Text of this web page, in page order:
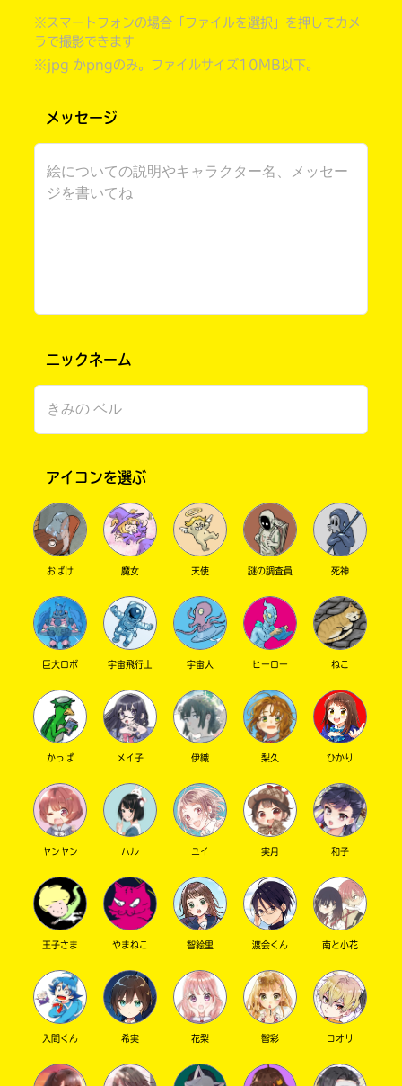
書店に届いた
みんなからのお手紙が
読める
このマチのことを
もっと知りたい
キミに
※スマートフォンの場合「ファイルを選択」を押してカメ
ラで撮影できます
※jpg かpngのみ。ファイルサイズ10MB以下。
メッセージ
ニックネーム
アイコンを選ぶ
おばけ 魔女 天使 謎の調査員 死神
巨大ロボ 宇宙飛行士 宇宙人 ヒーロー ねこ
かっぱ メイ子 伊織 梨久 ひかり
ヤンヤン ハル ユイ 実月 和子
王子さま やまねこ 智絵里 渡会くん 南と小花
入間くん 希実 花梨 智彩 コオリ